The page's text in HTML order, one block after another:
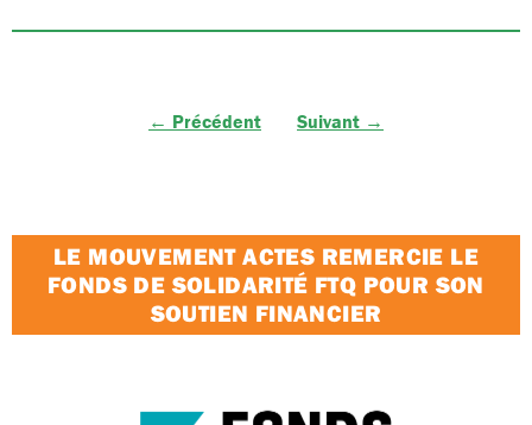
← Précédent Suivant →
LE MOUVEMENT ACTES REMERCIE LE
FONDS DE SOLIDARITÉ FTQ POUR SON
SOUTIEN FINANCIER